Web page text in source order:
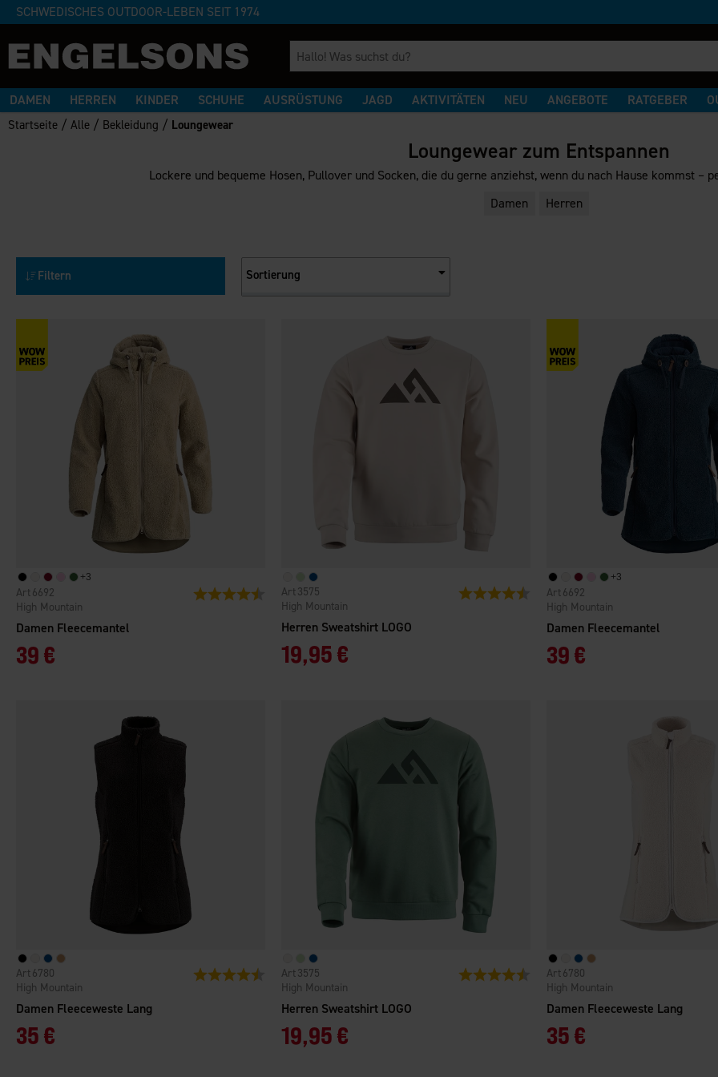
SCHWEDISCHES OUTDOOR-LEBEN SEIT 1974
DAMEN HERREN KINDER SCHUHE AUSRÜSTUNG JAGD AKTIVITÄTEN NEU ANGEBOTE RATGEBER
Startseite /Alle / Bekleidung / Loungewear
Loungewear zum Entspannen
Lockere und bequeme Hosen, Pullover und Socken, die du gerne anziehst, wenn du nach Hause kommst –
Damen
Herren
Filtern Sortierung
+3
Damen Fleecemantel
High Mountain
6692
39 €
Bewertung: 4.7 von 5 Sternen
Herren Sweatshirt LOGO
High Mountain
3575
19,95 €
Bewertung: 4.5 von 5 Sternen
+3
Damen Fleecemantel
High Mountain
6692
39 €
Damen Fleeceweste Lang
High Mountain
6780
35 €
Bewertung: 4.6 von 5 Sternen
Herren Sweatshirt LOGO
High Mountain
3575
19,95 €
Bewertung: 4.5 von 5 Sternen
Damen Fleeceweste Lang
High Mountain
6780
35 €